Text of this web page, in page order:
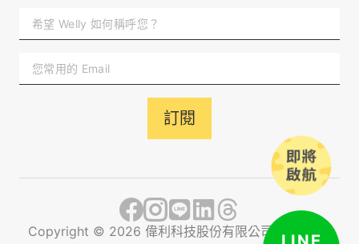
訂閱
Copyright © 2026 偉利科技股份有限公司 All rights